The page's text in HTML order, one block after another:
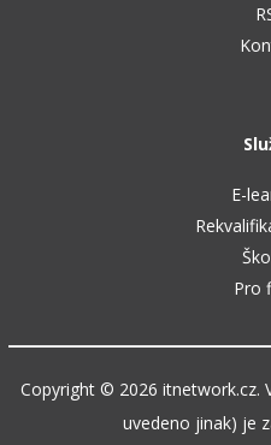
E-
Pro
Copyright © 2026 itnetwork.cz.
uvedeno jinak) je